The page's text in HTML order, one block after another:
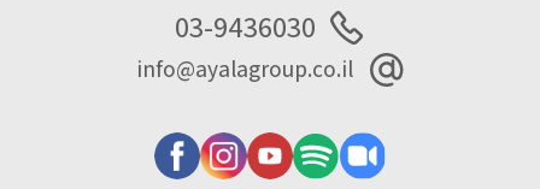
03-9436030
info@ayalagroup.co.il